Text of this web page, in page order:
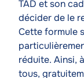
TAD et son
décider de le
Cette formule
réduite. Ainsi,
tous,